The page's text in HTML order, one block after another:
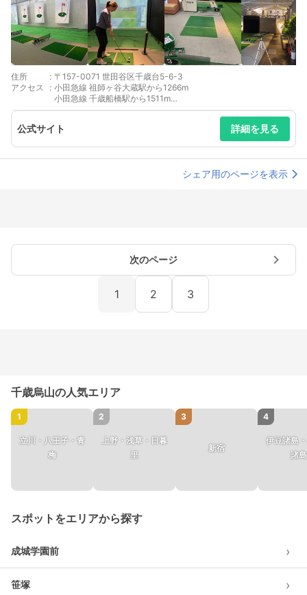
住所 : 〒157-0071 世田谷区千歳台5-6-3
アクセス
: 小田急線 祖師ヶ谷大蔵駅から1266m
小田急線 千歳船橋駅から1511m
京王線 千歳烏山駅から1712m
公式サイト 詳細を見る
シェア用のページを表示
次のページ
1 2 3
千歳烏山の人気エリア
1
立川・八王子・青
梅
2
上野・浅草・日暮
里
3
新宿
4
伊豆諸島
諸島
スポットをエリアから探す
成城学園前 ›
笹塚 ›